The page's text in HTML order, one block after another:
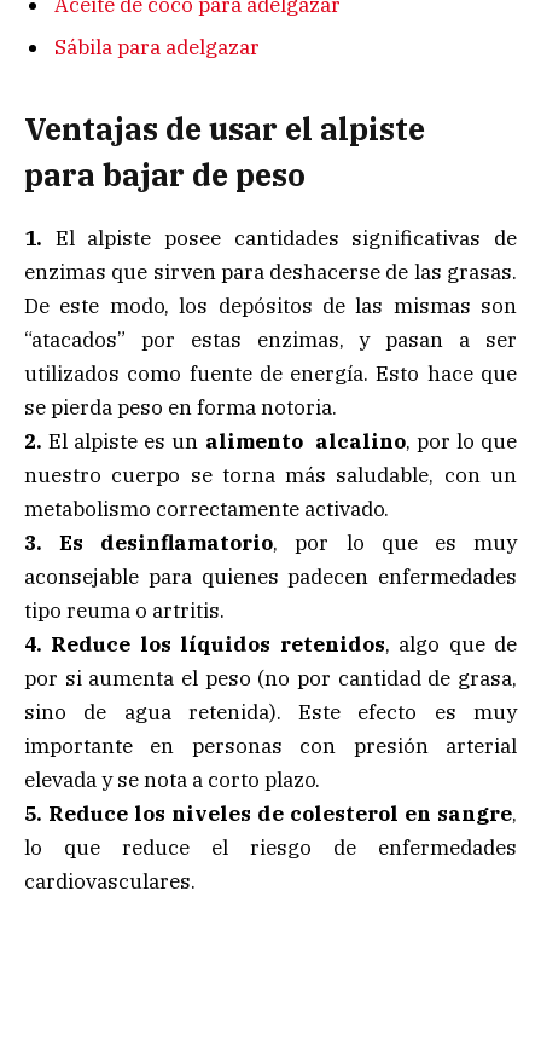
Sábila para adelgazar
Ventajas de usar el alpiste
para bajar de peso
1. El alpiste posee cantidades significativas de
enzimas que sirven para deshacerse de las grasas.
De este modo, los depósitos de las mismas son
“atacados” por estas enzimas, y pasan a ser
utilizados como fuente de energía. Esto hace que
se pierda peso en forma notoria.
2. El alpiste es un alimento alcalino, por lo que
nuestro cuerpo se torna más saludable, con un
metabolismo correctamente activado.
3. Es desinflamatorio, por lo que es muy
aconsejable para quienes padecen enfermedades
tipo reuma o artritis.
4. Reduce los líquidos retenidos, algo que de
por si aumenta el peso (no por cantidad de grasa,
sino de agua retenida). Este efecto es muy
importante en personas con presión arterial
elevada y se nota a corto plazo.
5. Reduce los niveles de colesterol en sangre,
lo que reduce el riesgo de enfermedades
cardiovasculares.